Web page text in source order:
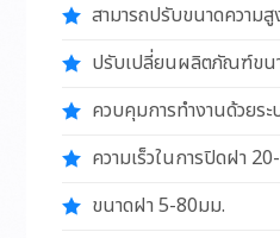
สามารถปรับขนาดความสู
ปรับเปลี่ยนผลิตภัณฑ์ขนา
ควบคุมการทำงานด้วยระ
ความเร็วในการปิดฝา
ขนาดฝา 5-80มม.